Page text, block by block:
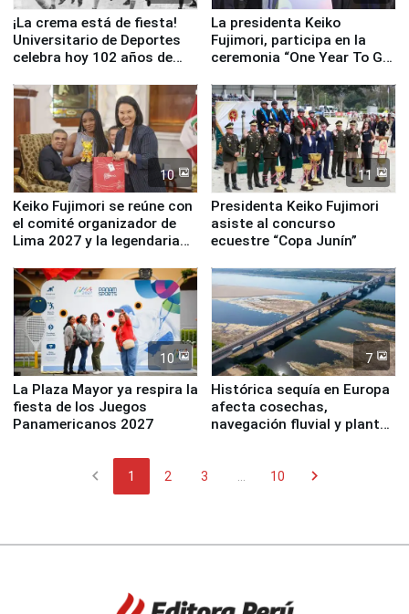
¡La crema está de fiesta!
Universitario de Deportes
celebra hoy 102 años de
La presidenta Keiko
Fujimori, participa en la
ceremonia “One Year To Go
10
Keiko Fujimori se reúne con
el comité organizador de
Lima 2027 y la legendaria
11
Presidenta Keiko Fujimori
asiste al concurso
ecuestre “Copa Junín”
10
La Plaza Mayor ya respira la
fiesta de los Juegos
Panamericanos 2027
7
Histórica sequía en Europa
afecta cosechas,
navegación fluvial y plantas
chevron_left 1 2 3 10 chevron_right